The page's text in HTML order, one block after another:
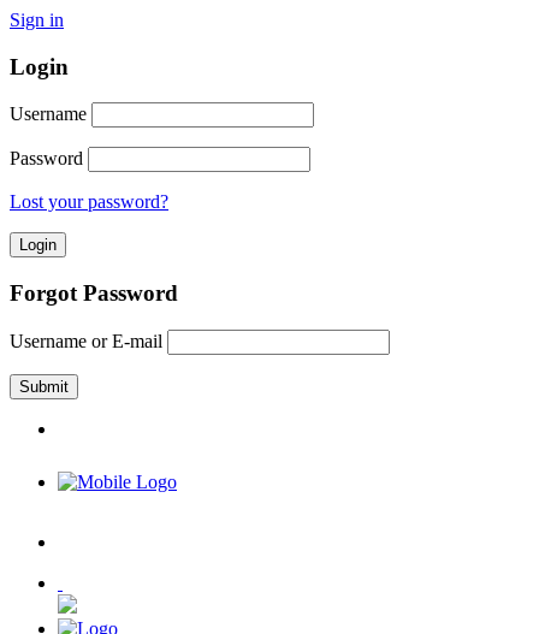
Sign in
Login
Username
Password
Lost your password?
Forgot Password
Username or E-mail